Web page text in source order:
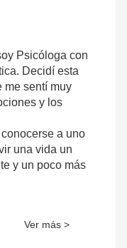
Psicóloga con
Decidí esta
me sentí muy
y los
a uno
una vida un
y un poco más
por sobre
Ver más >